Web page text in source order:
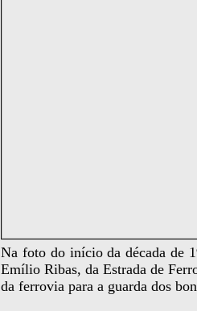
Na foto do início da década de
Emílio Ribas, da Estrada de
da ferrovia para a guarda dos